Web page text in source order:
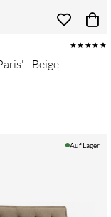
★★★★★
- Beige
Preis:
Auf Lager